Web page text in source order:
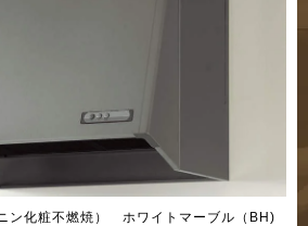
ン化粧不燃焼） ホワイトマーブル（BH)